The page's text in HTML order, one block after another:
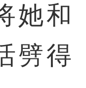
她和
劈得